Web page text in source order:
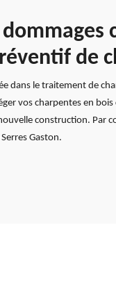
de
dans le traitement de
vos charpentes en
construction. Par
Gaston.